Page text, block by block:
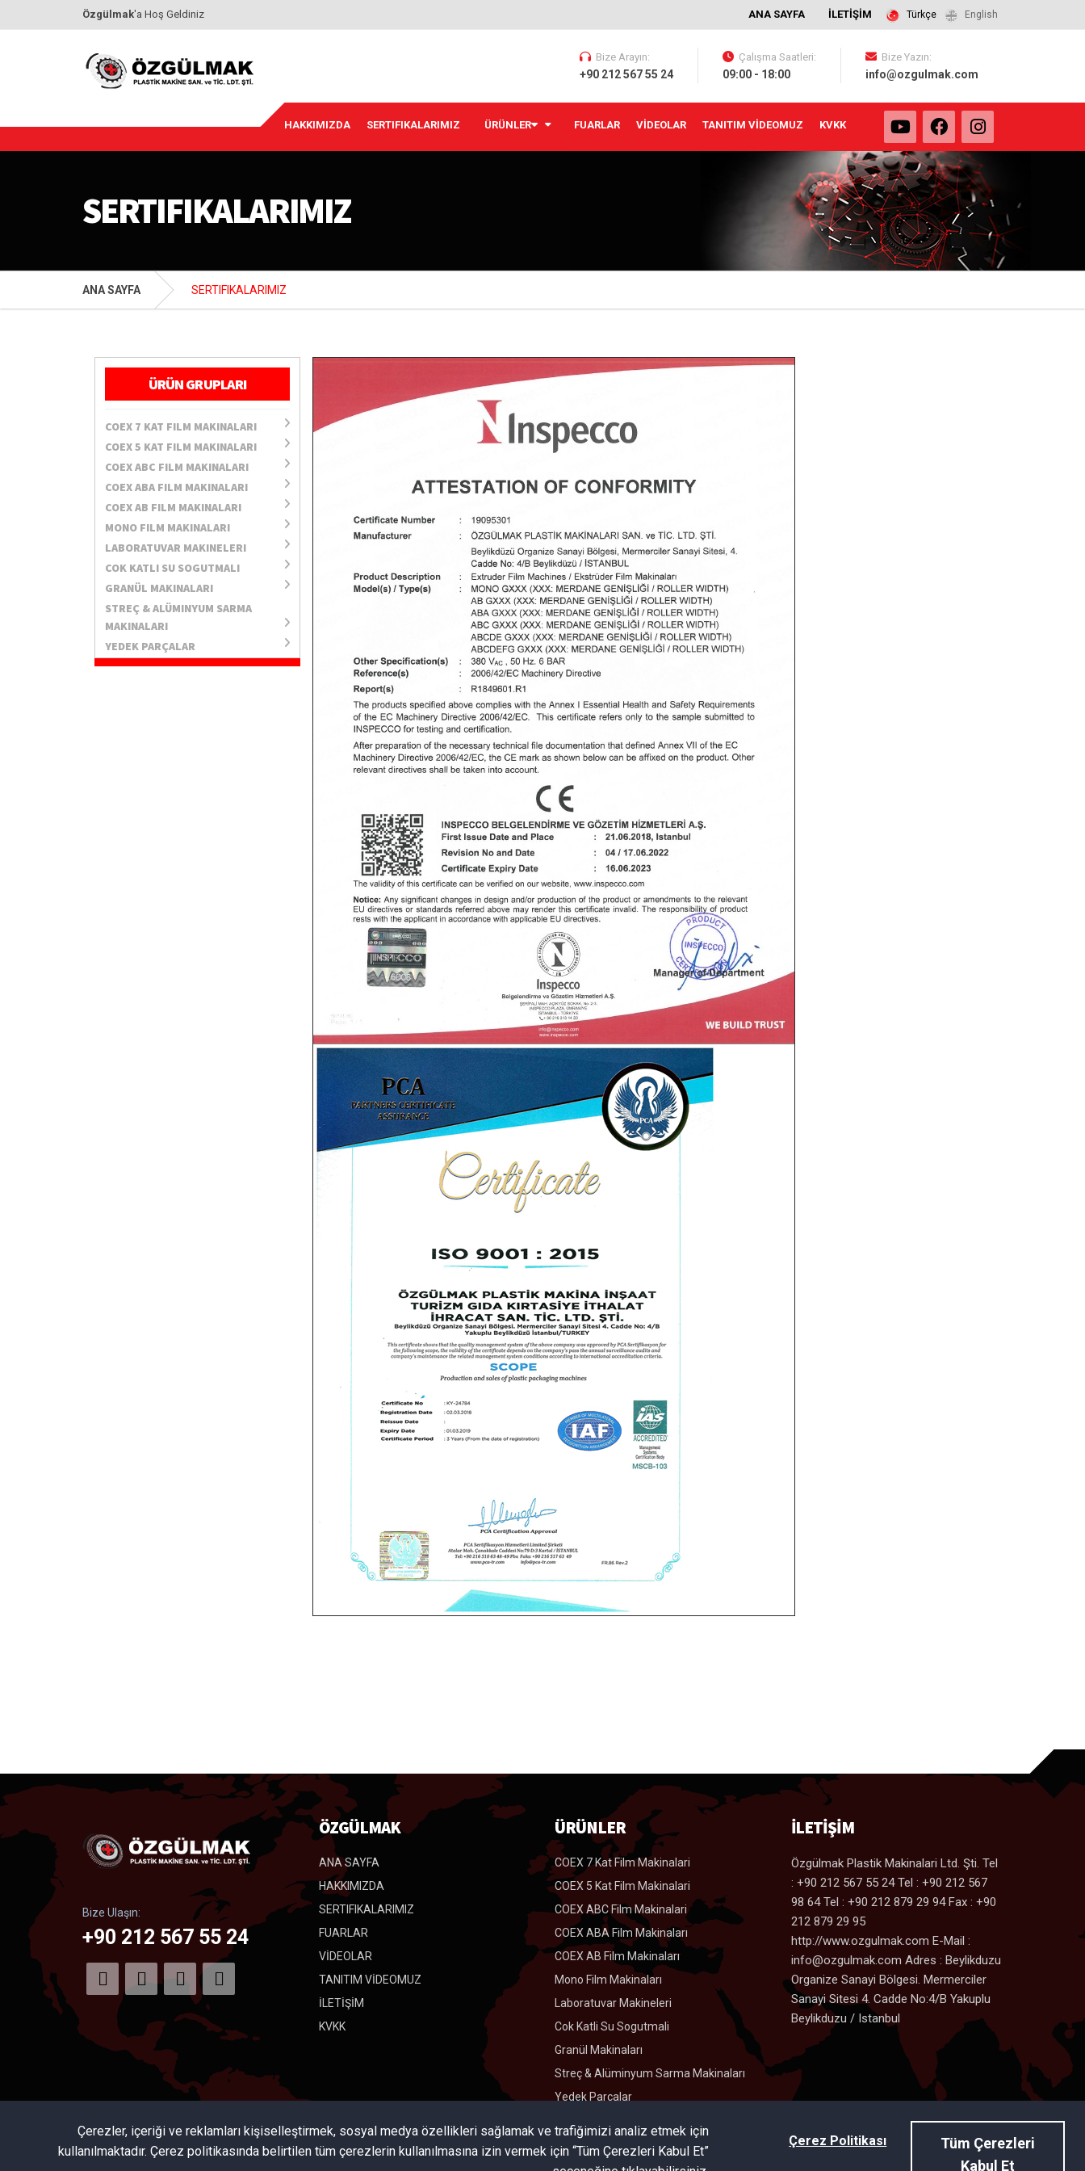
Özgülmak'a Hoş Geldiniz ANA SAYFA İLETİŞİM Türkçe English
HAKKIMIZDA SERTIFIKALARIMIZ ÜRÜNLER FUARLAR VİDEOLAR TANITIM VİDEOMUZ KVKK
Bize Arayın:
+90 212 567 55 24
Çalışma Saatleri:
09:00 - 18:00
Bize Yazın:
info@ozgulmak.com
SERTIFIKALARIMIZ
ANA SAYFA SERTIFIKALARIMIZ
ÜRÜN GRUPLARI
COEX 7 KAT FILM MAKINALARI
COEX 5 KAT FILM MAKINALARI
COEX ABC FILM MAKINALARI
COEX ABA FILM MAKINALARI
COEX AB FILM MAKINALARI
MONO FILM MAKINALARI
LABORATUVAR MAKINELERI
COK KATLI SU SOGUTMALI
GRANÜL MAKINALARI
STREÇ & ALÜMINYUM SARMA
MAKINALARI
YEDEK PARÇALAR
Bize Ulaşın:
+90 212 567 55 24
ÖZGÜLMAK
ANA SAYFA
HAKKIMIZDA
SERTIFIKALARIMIZ
FUARLAR
VİDEOLAR
TANITIM VİDEOMUZ
İLETİŞİM
KVKK
ÜRÜNLER
COEX 7 Kat Film Makinalari
COEX 5 Kat Film Makinalari
COEX ABC Film Makinalari
COEX ABA Film Makinaları
COEX AB Film Makinaları
Mono Film Makinaları
Laboratuvar Makineleri
Cok Katli Su Sogutmali
Granül Makinaları
Streç & Alüminyum Sarma Makinaları
Yedek Parçalar
İLETİŞİM
Özgülmak Plastik Makinalari Ltd. Şti. Tel
: +90 212 567 55 24 Tel : +90 212 567
98 64 Tel : +90 212 879 29 94 Fax : +90
212 879 29 95
http://www.ozgulmak.com E-Mail :
info@ozgulmak.com Adres : Beylikduzu
Organize Sanayi Bölgesi. Mermerciler
Sanayi Sitesi 4. Cadde No:4/B Yakuplu
Beylikduzu / Istanbul
Çerezler, içeriği ve reklamları kişiselleştirmek, sosyal medya özellikleri sağlamak ve trafiğimizi analiz etmek için
kullanılmaktadır. Çerez politikasında belirtilen tüm çerezlerin kullanılmasına izin vermek için “Tüm Çerezleri Kabul Et”
Çerez Politikası
Tüm Çerezleri
Kabul Et